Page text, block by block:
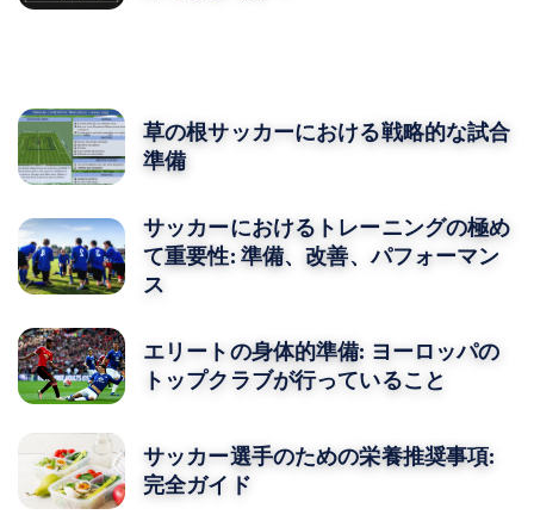
草の根サッカーにおける戦略的な試合
準備
サッカーにおけるトレーニングの極め
て重要性: 準備、改善、パフォーマン
ス
エリートの身体的準備: ヨーロッパの
トップクラブが行っていること
サッカー選手のための栄養推奨事項:
完全ガイド